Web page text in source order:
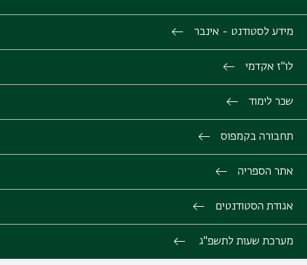
מידע לסטודנט - אינבר
לו"ז אקדמי
שכר לימוד
תחבורה בקמפוס
אתר הספריה
אגודת הסטודנטים
מערכת שעות לתשפ"ג